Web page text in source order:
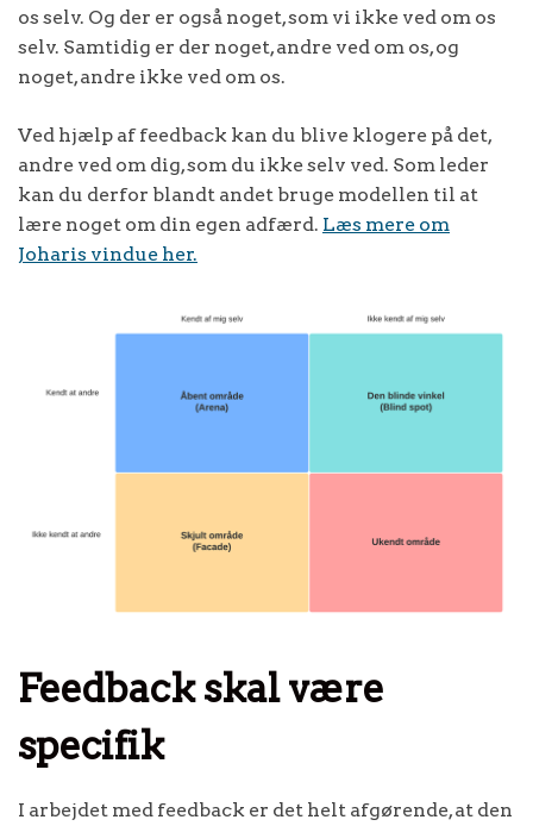
os selv. Og der er også noget, som vi ikke ved om os
selv. Samtidig er der noget, andre ved om os, og
noget, andre ikke ved om os.
Ved hjælp af feedback kan du blive klogere på det,
andre ved om dig, som du ikke selv ved. Som leder
kan du derfor blandt andet bruge modellen til at
lære noget om din egen adfærd. Læs mere om
Joharis vindue her.
Feedback skal være
specifik
I arbejdet med feedback er det helt afgørende, at den